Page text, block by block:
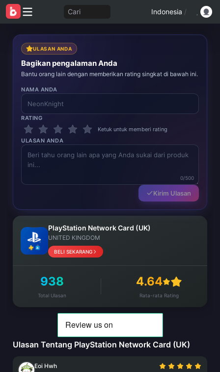
Cari Indonesia /
ULASAN ANDA
Bagikan pengalaman Anda
Bantu orang lain dengan memberikan rating singkat di bawah ini.
NAMA ANDA
RATING
Ketuk untuk memberi rating
ULASAN ANDA
0/500
Kirim Ulasan
PlayStation Network Card (UK)
UNITED KINGDOM
BELI SEKARANG
938
Total Ulasan
4.64
Rata-rata Rating
Ulasan Tentang PlayStation Network Card (UK)
Eoi Hwh